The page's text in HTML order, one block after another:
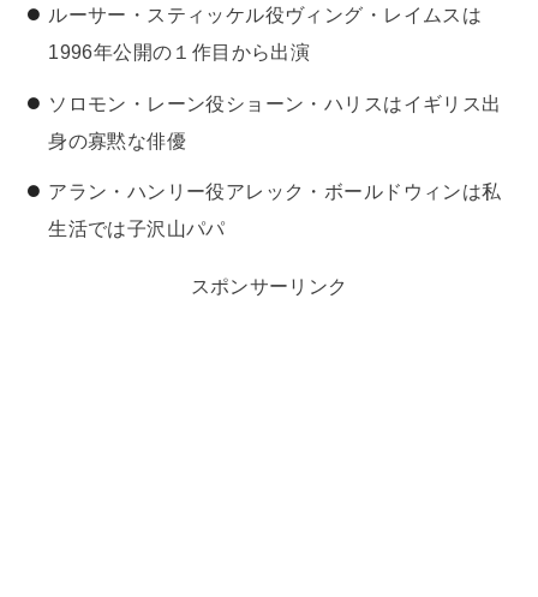
ルーサー・スティッケル役ヴィング・レイムスは
1996年公開の１作目から出演
ソロモン・レーン役ショーン・ハリスはイギリス出
身の寡黙な俳優
アラン・ハンリー役アレック・ボールドウィンは私
生活では子沢山パパ
スポンサーリンク